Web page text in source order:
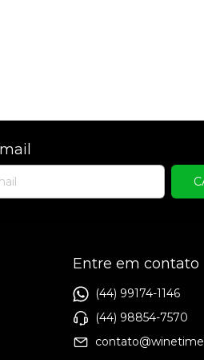
Entre em contato
(44) 99174-1146
(44) 98854-7570